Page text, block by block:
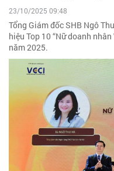
23/10/2025 09:48
Tổng Giám đốc SHB Ngô
hiệu Top 10 “Nữ doanh
năm 2025.